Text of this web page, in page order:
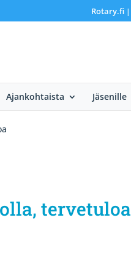
Rotary.fi|
Ajankohtaista Jäsenille
tervetuloa